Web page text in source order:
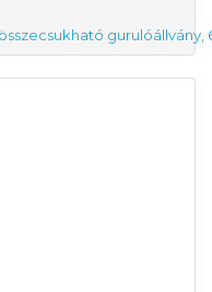
gurulóállvány,